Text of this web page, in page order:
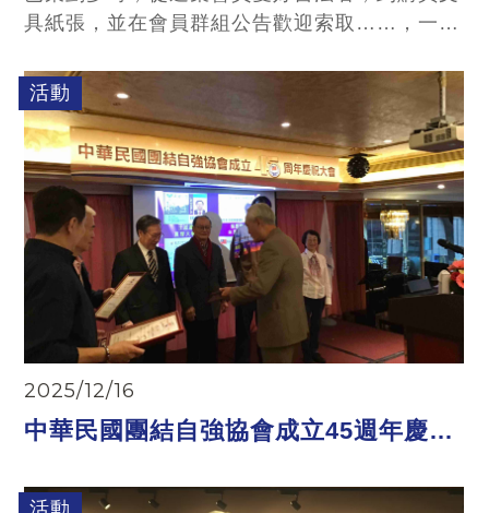
具紙張，並在會員群組公告歡迎索取……，一系
活動
2025/12/16
中華民國團結自強協會成立45週年慶祝